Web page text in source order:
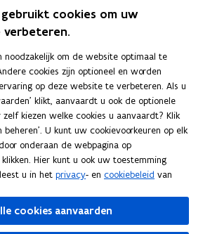
op
cookies om uw
noodzakelijk om de website optimaal te
cookies zijn optioneel en worden
op deze website te verbeteren. Als u
klikt, aanvaardt u ook de optionele
kiezen welke cookies u aanvaardt? Klik
beheren'. U kunt uw cookievoorkeuren op elk
onderaan de webpagina op
Hier kunt u ook uw toestemming
u in het privacy- en cookiebeleid van
cookies aanvaarden